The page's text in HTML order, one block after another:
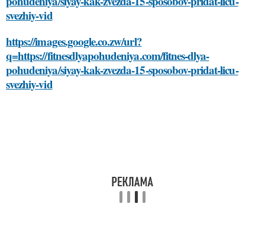
svezhiy-vid
https://images.google.co.zw/url?
q=https://fitnesdlyapohudeniya.com/fitnes-dlya-
pohudeniya/siyay-kak-zvezda-15-sposobov-pridat-licu-
svezhiy-vid